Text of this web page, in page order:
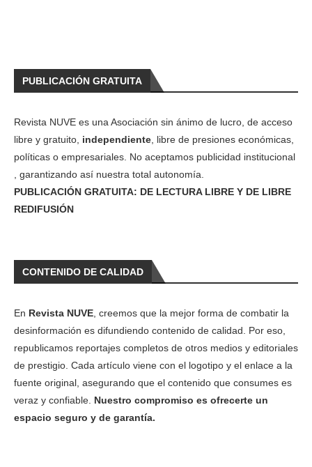
PUBLICACIÓN GRATUITA
Revista NUVE es una Asociación sin ánimo de lucro, de acceso
libre y gratuito, independiente , libre de presiones económicas,
políticas o empresariales. No aceptamos publicidad institucional
, garantizando así nuestra total autonomía.
PUBLICACIÓN GRATUITA: DE LECTURA LIBRE Y DE LIBRE
REDIFUSIÓN
CONTENIDO DE CALIDAD
En Revista NUVE , creemos que la mejor forma de combatir la
desinformación es difundiendo contenido de calidad. Por eso,
republicamos reportajes completos de otros medios y editoriales
de prestigio. Cada artículo viene con el logotipo y el enlace a la
fuente original, asegurando que el contenido que consumes es
veraz y confiable. Nuestro compromiso es ofrecerte un
espacio seguro y de garantía.